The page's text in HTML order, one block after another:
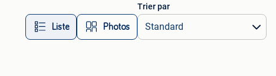
Liste Photos
Trier par